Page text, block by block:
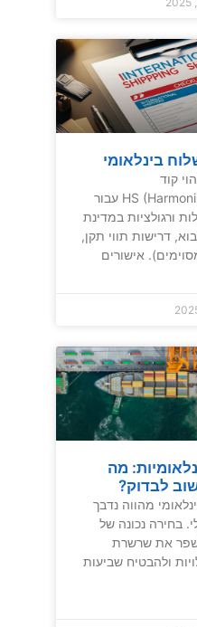
בינלאומי
קוד
HS (Harmonized System Code) עבור
ורגולציות במדינת
דרישות תווי תקן,
אישורים
מה
לבדוק?
מהווה נדבך
בחירה נכונה של
את שרשרת
ולהבטיח שביעות